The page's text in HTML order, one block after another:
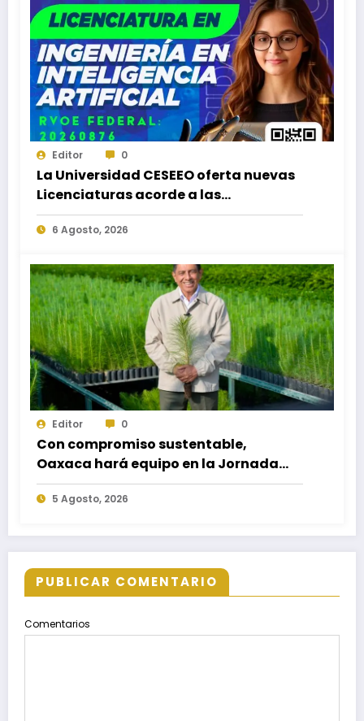
Editor 0
La Universidad CESEEO oferta nuevas
Licenciaturas acorde a las
necesidades educativas de los
egresados de escuelas del nivel medio
6 Agosto, 2026
Editor 0
Con compromiso sustentable,
Oaxaca hará equipo en la Jornada
Nacional de Reforestación 2026
5 Agosto, 2026
PUBLICAR COMENTARIO
Comentarios